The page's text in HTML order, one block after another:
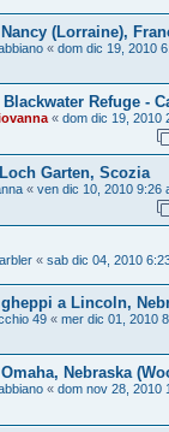
(Lorraine),
« dom dic 19, 2010
Refuge -
« dom dic 19, 2010
Garten, Scozia
« ven dic 10, 2010 9:26
« sab dic 04, 2010
a Lincoln,
49 « mer dic 01, 2010
Nebraska
« dom nov 28, 2010